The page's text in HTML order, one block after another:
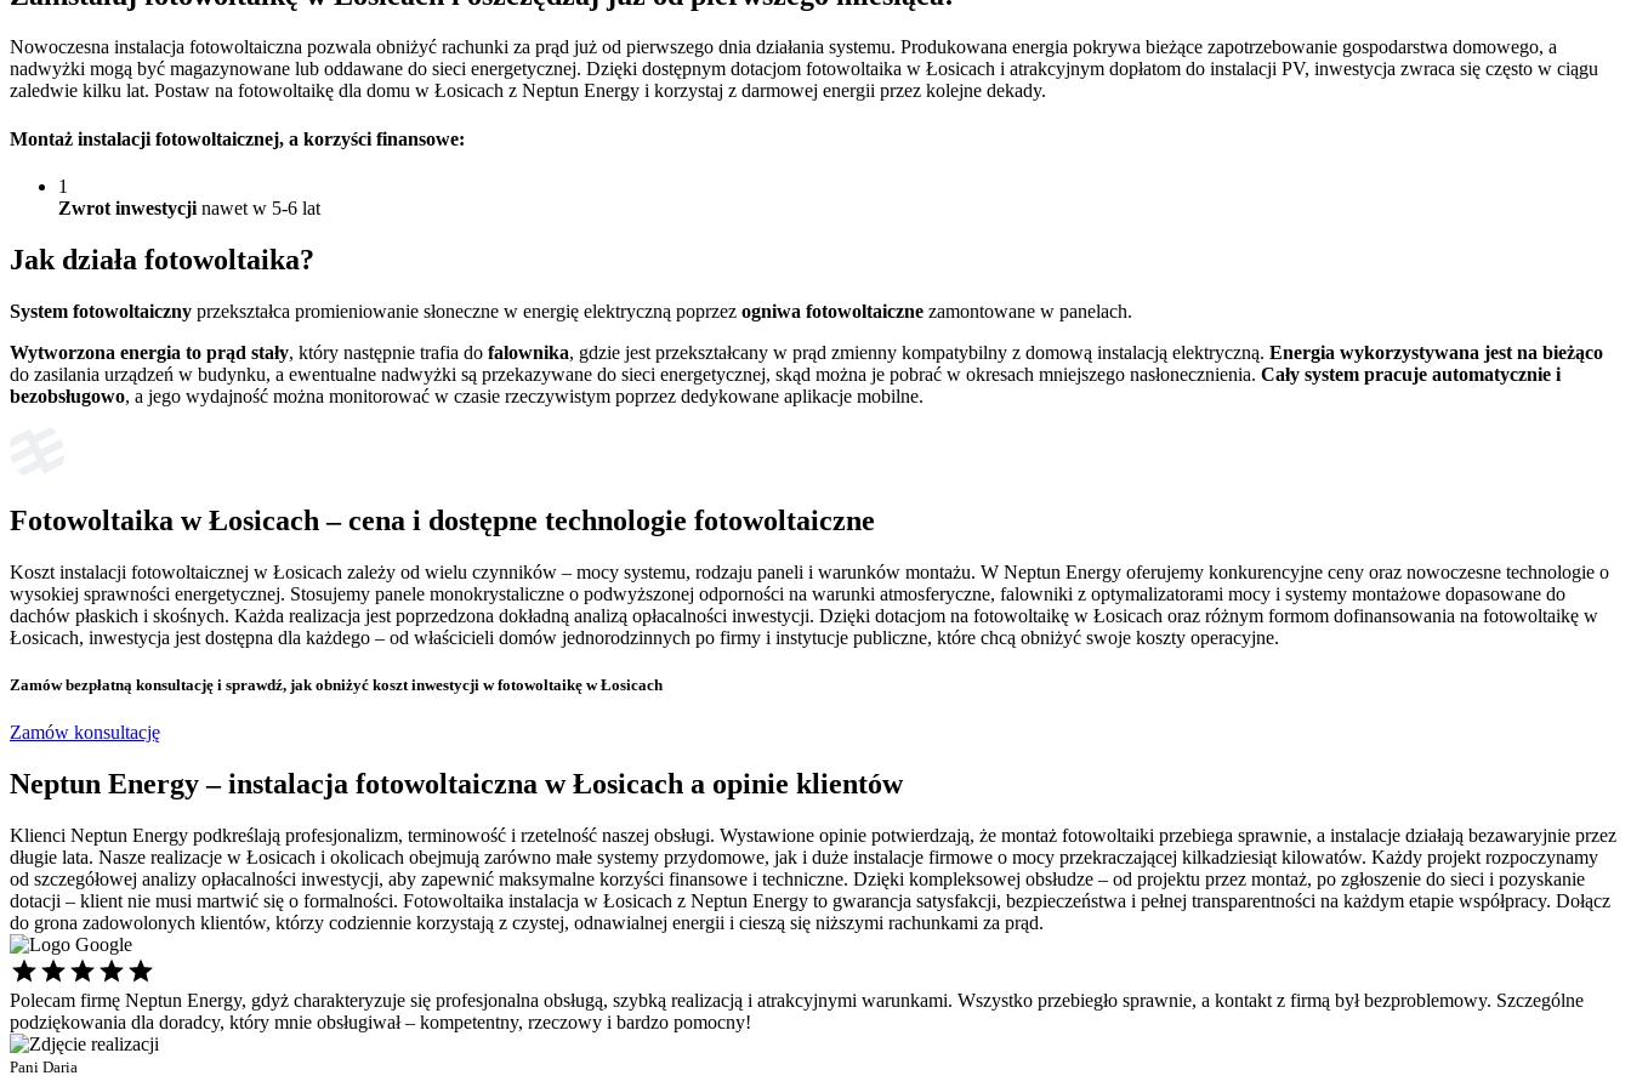
Nowoczesna instalacja fotowoltaiczna pozwala obniżyć rachunki za prąd już od pierwszego dnia działania systemu. Produkowana energia pokrywa bieżące zapotrzebowanie gospodarstwa domowego, a
nadwyżki mogą być magazynowane lub oddawane do sieci energetycznej. Dzięki dostępnym dotacjom fotowoltaika w Łosicach i atrakcyjnym dopłatom do instalacji PV, inwestycja zwraca się często w ciągu
zaledwie kilku lat. Postaw na fotowoltaikę dla domu w Łosicach z Neptun Energy i korzystaj z darmowej energii przez kolejne dekady.
Montaż instalacji fotowoltaicznej, a korzyści finansowe:
1
Zwrot inwestycji nawet w 5-6 lat
Jak działa fotowoltaika?
System fotowoltaiczny przekształca promieniowanie słoneczne w energię elektryczną poprzez ogniwa fotowoltaiczne zamontowane w panelach.
Wytworzona energia to prąd stały, który następnie trafia do falownika, gdzie jest przekształcany w prąd zmienny kompatybilny z domową instalacją elektryczną. Energia wykorzystywana jest na bieżąco
do zasilania urządzeń w budynku, a ewentualne nadwyżki są przekazywane do sieci energetycznej, skąd można je pobrać w okresach mniejszego nasłonecznienia. Cały system pracuje automatycznie i
bezobsługowo, a jego wydajność można monitorować w czasie rzeczywistym poprzez dedykowane aplikacje mobilne.
Fotowoltaika w Łosicach – cena i dostępne technologie fotowoltaiczne
Koszt instalacji fotowoltaicznej w Łosicach zależy od wielu czynników – mocy systemu, rodzaju paneli i warunków montażu. W Neptun Energy oferujemy konkurencyjne ceny oraz nowoczesne technologie o
wysokiej sprawności energetycznej. Stosujemy panele monokrystaliczne o podwyższonej odporności na warunki atmosferyczne, falowniki z optymalizatorami mocy i systemy montażowe dopasowane do
dachów płaskich i skośnych. Każda realizacja jest poprzedzona dokładną analizą opłacalności inwestycji. Dzięki dotacjom na fotowoltaikę w Łosicach oraz różnym formom dofinansowania na fotowoltaikę w
Łosicach, inwestycja jest dostępna dla każdego – od właścicieli domów jednorodzinnych po firmy i instytucje publiczne, które chcą obniżyć swoje koszty operacyjne.
Zamów bezpłatną konsultację i sprawdź, jak obniżyć koszt inwestycji w fotowoltaikę w Łosicach
Zamów konsultację
Neptun Energy – instalacja fotowoltaiczna w Łosicach a opinie klientów
Klienci Neptun Energy podkreślają profesjonalizm, terminowość i rzetelność naszej obsługi. Wystawione opinie potwierdzają, że montaż fotowoltaiki przebiega sprawnie, a instalacje działają bezawaryjnie przez
długie lata. Nasze realizacje w Łosicach i okolicach obejmują zarówno małe systemy przydomowe, jak i duże instalacje firmowe o mocy przekraczającej kilkadziesiąt kilowatów. Każdy projekt rozpoczynamy
od szczegółowej analizy opłacalności inwestycji, aby zapewnić maksymalne korzyści finansowe i techniczne. Dzięki kompleksowej obsłudze – od projektu przez montaż, po zgłoszenie do sieci i pozyskanie
dotacji – klient nie musi martwić się o formalności. Fotowoltaika instalacja w Łosicach z Neptun Energy to gwarancja satysfakcji, bezpieczeństwa i pełnej transparentności na każdym etapie współpracy. Dołącz
do grona zadowolonych klientów, którzy codziennie korzystają z czystej, odnawialnej energii i cieszą się niższymi rachunkami za prąd.
Polecam firmę Neptun Energy, gdyż charakteryzuje się profesjonalna obsługą, szybką realizacją i atrakcyjnymi warunkami. Wszystko przebiegło sprawnie, a kontakt z firmą był bezproblemowy. Szczególne
podziękowania dla doradcy, który mnie obsługiwał – kompetentny, rzeczowy i bardzo pomocny!
Pani Daria